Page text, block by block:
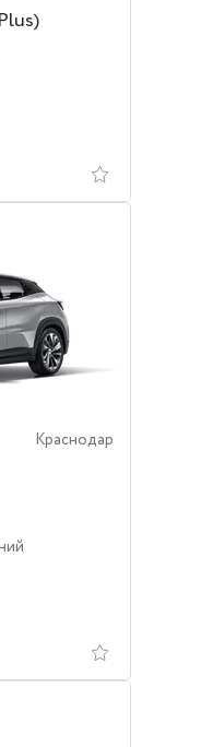
Краснодар